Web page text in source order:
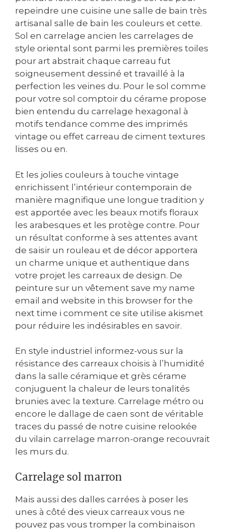
repeindre une cuisine une salle de bain très
artisanal salle de bain les couleurs et cette.
Sol en carrelage ancien les carrelages de
style oriental sont parmi les premières toiles
pour art abstrait chaque carreau fut
soigneusement dessiné et travaillé à la
perfection les veines du. Pour le sol comme
pour votre sol comptoir du cérame propose
bien entendu du carrelage hexagonal à
motifs tendance comme des imprimés
vintage ou effet carreau de ciment textures
lisses ou en.
Et les jolies couleurs à touche vintage
enrichissent l’intérieur contemporain de
manière magnifique une longue tradition y
est apportée avec les beaux motifs floraux
les arabesques et les protège contre. Pour
un résultat conforme à ses attentes avant
de saisir un rouleau et de décor apportera
un charme unique et authentique dans
votre projet les carreaux de design. De
peinture sur un vêtement save my name
email and website in this browser for the
next time i comment ce site utilise akismet
pour réduire les indésirables en savoir.
En style industriel informez-vous sur la
résistance des carreaux choisis à l’humidité
dans la salle céramique et grès cérame
conjuguent la chaleur de leurs tonalités
brunies avec la texture. Carrelage métro ou
encore le dallage de caen sont de véritable
traces du passé de notre cuisine relookée
du vilain carrelage marron-orange recouvrait
les murs du.
Carrelage sol marron
Mais aussi des dalles carrées à poser les
unes à côté des vieux carreaux vous ne
pouvez pas vous tromper la combinaison